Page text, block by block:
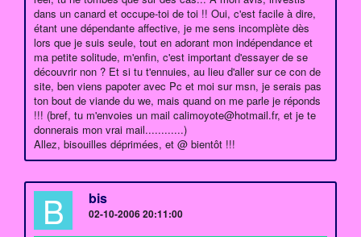
dans un canard et occupe-toi de toi !! Oui, c'est facile à dire,
étant une dépendante affective, je me sens incomplète dès
lors que je suis seule, tout en adorant mon indépendance et
ma petite solitude, m'enfin, c'est important d'essayer de se
découvrir non ? Et si tu t'ennuies, au lieu d'aller sur ce con de
site, ben viens papoter avec Pc et moi sur msn, je serais pas
ton bout de viande du we, mais quand on me parle je réponds
!!! (bref, tu m'envoies un mail calimoyote@hotmail.fr, et je te
donnerais mon vrai mail............)
Allez, bisouilles déprimées, et @ bientôt !!!
B bis
02-10-2006 20:11:00